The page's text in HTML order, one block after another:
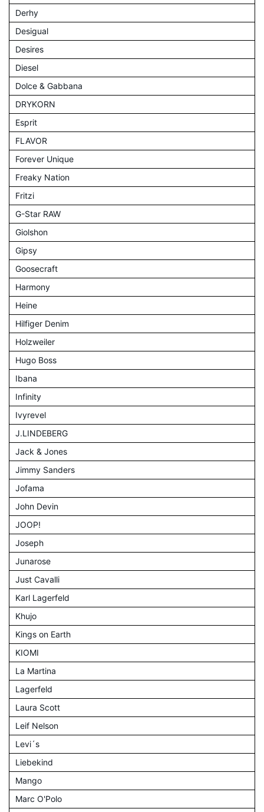
Derhy
Desigual
Desires
Diesel
Dolce & Gabbana
DRYKORN
Esprit
FLAVOR
Forever Unique
Freaky Nation
Fritzi
G-Star RAW
Giolshon
Gipsy
Goosecraft
Harmony
Heine
Hilfiger Denim
Holzweiler
Hugo Boss
Ibana
Infinity
Ivyrevel
J.LINDEBERG
Jack & Jones
Jimmy Sanders
Jofama
John Devin
JOOP!
Joseph
Junarose
Just Cavalli
Karl Lagerfeld
Khujo
Kings on Earth
KIOMI
La Martina
Lagerfeld
Laura Scott
Leif Nelson
Levi´s
Liebekind
Mango
Marc O'Polo